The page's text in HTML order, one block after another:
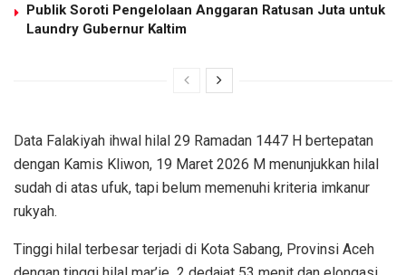
Publik Soroti Pengelolaan Anggaran Ratusan Juta untuk
Laundry Gubernur Kaltim
Data Falakiyah ihwal hilal 29 Ramadan 1447 H bertepatan
dengan Kamis Kliwon, 19 Maret 2026 M menunjukkan hilal
sudah di atas ufuk, tapi belum memenuhi kriteria imkanur
rukyah.
Tinggi hilal terbesar terjadi di Kota Sabang, Provinsi Aceh